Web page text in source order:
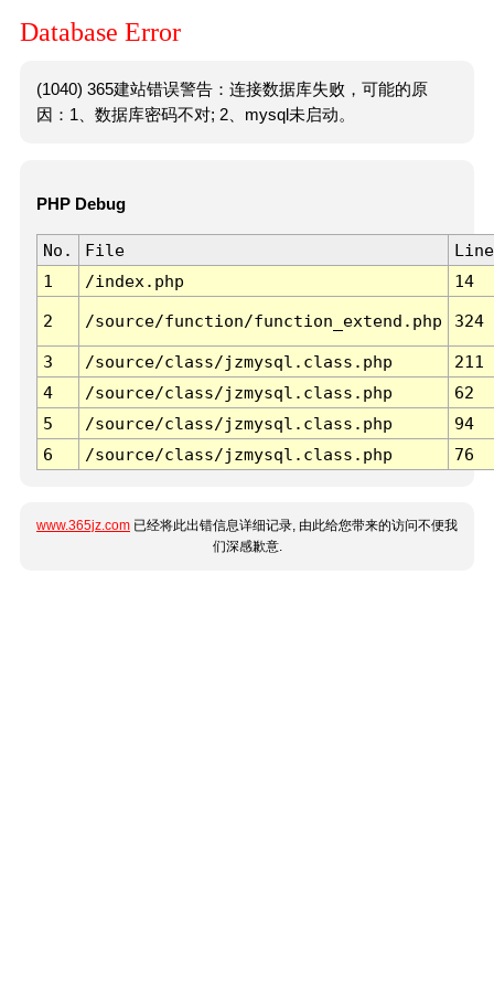
Database Error
(1040) 365建站错误警告：连接数据库失败，可能的原
因：1、数据库密码不对; 2、mysql未启动。
PHP Debug
No. File
Line
1
/index.php 14
2 /source/function/function_extend.php 324
3 /source/class/jzmysql.class.php
211
4
/source/class/jzmysql.class.php
62
5
/source/class/jzmysql.class.php
94
6
/source/class/jzmysql.class.php 76
www.365jz.com 已经将此出错信息详细记录, 由此给您带来的访问不便我
们深感歉意.